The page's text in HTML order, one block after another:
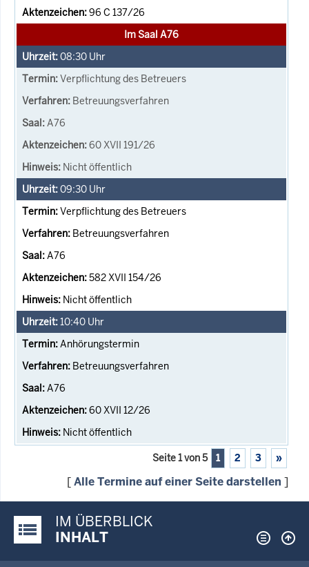
96 C 137/26
Im Saal A76
08:30 Uhr
Verpflichtung des Betreuers
Betreuungsverfahren
A76
60 XVII 191/26
Nicht öffentlich
09:30 Uhr
Verpflichtung des Betreuers
Betreuungsverfahren
A76
582 XVII 154/26
Nicht öffentlich
10:40 Uhr
Anhörungstermin
Betreuungsverfahren
A76
60 XVII 12/26
Nicht öffentlich
Seite 1 von 5 1 2 3 »
[Alle Termine auf einer Seite darstellen ]
Justiz-Portal im Überblick:
IM ÜBERBLICK
INHALT